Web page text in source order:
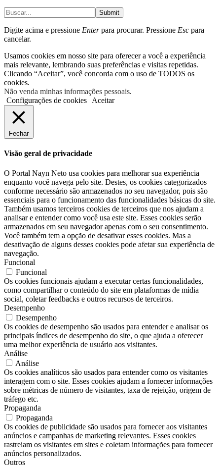
Submit
Digite acima e pressione Enterpara procurar. Pressione Esc para
cancelar.
Usamos cookies em nosso site para oferecer a você a experiência
mais relevante, lembrando suas preferências e visitas repetidas.
Clicando “Aceitar”, você concorda com o uso de TODOS os
cookies.
Não venda minhas informações pessoais.
Configurações de cookies
Aceitar
Fechar
Visão geral de privacidade
O Portal Nayn Neto usa cookies para melhorar sua experiência
enquanto você navega pelo site. Destes, os cookies categorizados
conforme necessário são armazenados no seu navegador, pois são
essenciais para o funcionamento das funcionalidades básicas do site.
Também usamos terceiros cookies de terceiros que nos ajudam a
analisar e entender como você usa este site. Esses cookies serão
armazenados em seu navegador apenas com o seu consentimento.
Você também tem a opção de desativar esses cookies. Mas a
desativação de alguns desses cookies pode afetar sua experiência de
navegação.
Funcional
Funcional
Os cookies funcionais ajudam a executar certas funcionalidades,
como compartilhar o conteúdo do site em plataformas de mídia
social, coletar feedbacks e outros recursos de terceiros.
Desempenho
Desempenho
Os cookies de desempenho são usados ​​para entender e analisar os
principais índices de desempenho do site, o que ajuda a oferecer
uma melhor experiência de usuário aos visitantes.
Análise
Análise
Os cookies analíticos são usados ​​para entender como os visitantes
interagem com o site. Esses cookies ajudam a fornecer informações
sobre métricas de número de visitantes, taxa de rejeição, origem de
tráfego etc.
Propaganda
Propaganda
Os cookies de publicidade são usados ​​para fornecer aos visitantes
anúncios e campanhas de marketing relevantes. Esses cookies
rastreiam os visitantes em sites e coletam informações para fornecer
anúncios personalizados.
Outros